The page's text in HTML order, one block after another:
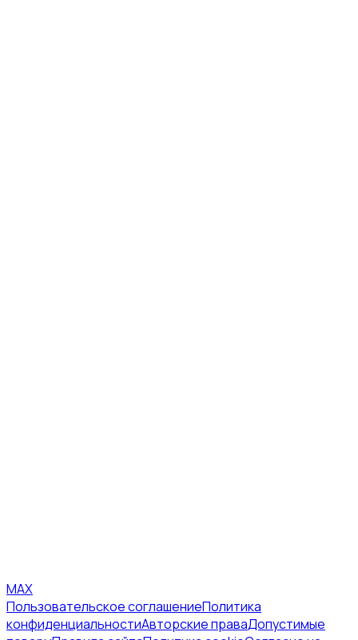
MAX
Пользовательское соглашениеПолитика
конфиденциальностиАвторские праваДопустимые